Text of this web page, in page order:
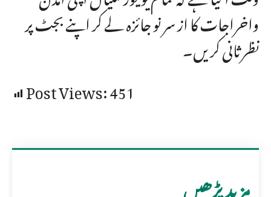
واخراجات کا از سر نو جائزہ لے کر اپنے بجٹ پر
نظرثانی کریں۔
Post Views:451
مزید پڑھیں